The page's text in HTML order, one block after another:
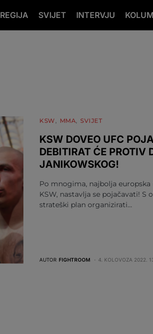
REGIJA SVIJET INTERVJU
KSW MMA SVIJET
KSW DOVEO UFC
DEBITIRAT ĆE PROTIV
JANIKOWSKOG!
Po mnogima, najbolja europska
KSW, nastavlja se pojačavati! S
strateški plan organizirati…
AUTOR FIGHTROOM 4. KOLOVOZA 2022.